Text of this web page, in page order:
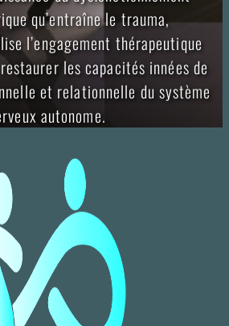
qu’entraîne le trauma,
l’engagement thérapeutique
les capacités innées de
et relationnelle du système
autonome.